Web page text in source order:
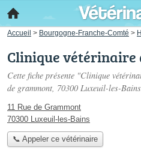
Accueil > Bourgogne-Franche-Comté >
Clinique vétérinaire
Cette fiche présente "Clinique
de grammont, 70300 Luxeuil-les-
11 Rue de Grammont
70300 Luxeuil-les-Bains
📞 Appeler ce vétérinaire